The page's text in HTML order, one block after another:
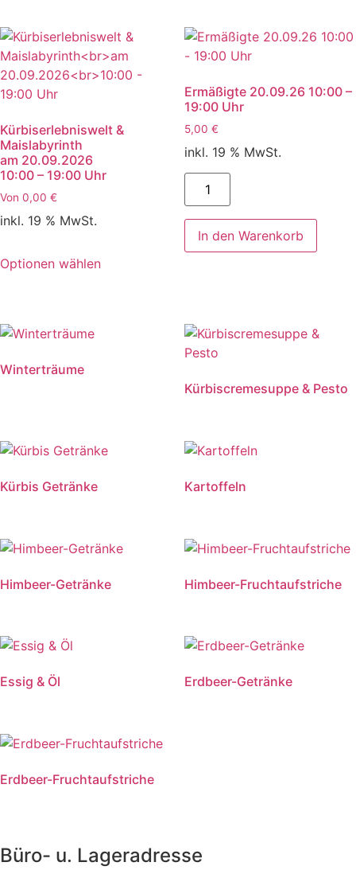
Kürbiserlebniswelt &
Maislabyrinth
am 20.09.2026
10:00 – 19:00 Uhr
Von 0,00 €
inkl. 19 % MwSt.
Optionen wählen
Ermäßigte 20.09.26 10:00 –
19:00 Uhr
5,00€
inkl. 19 % MwSt.
Ermäßigte
20.09.26
10:00
-
19:00
Uhr
Menge
In den Warenkorb
Winterträume
Kürbiscremesuppe & Pesto
Kürbis Getränke Kartoffeln
Himbeer-Getränke Himbeer-Fruchtaufstriche
Essig & Öl Erdbeer-Getränke
Erdbeer-Fruchtaufstriche
Büro- u. Lageradresse